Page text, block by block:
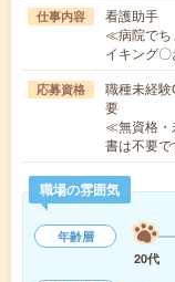
仕事内容
看護助手
≪病院でち
イキング
応募資格
職種未経
要
≪無資格
書は不要
職場の雰囲気
年齢層
20代